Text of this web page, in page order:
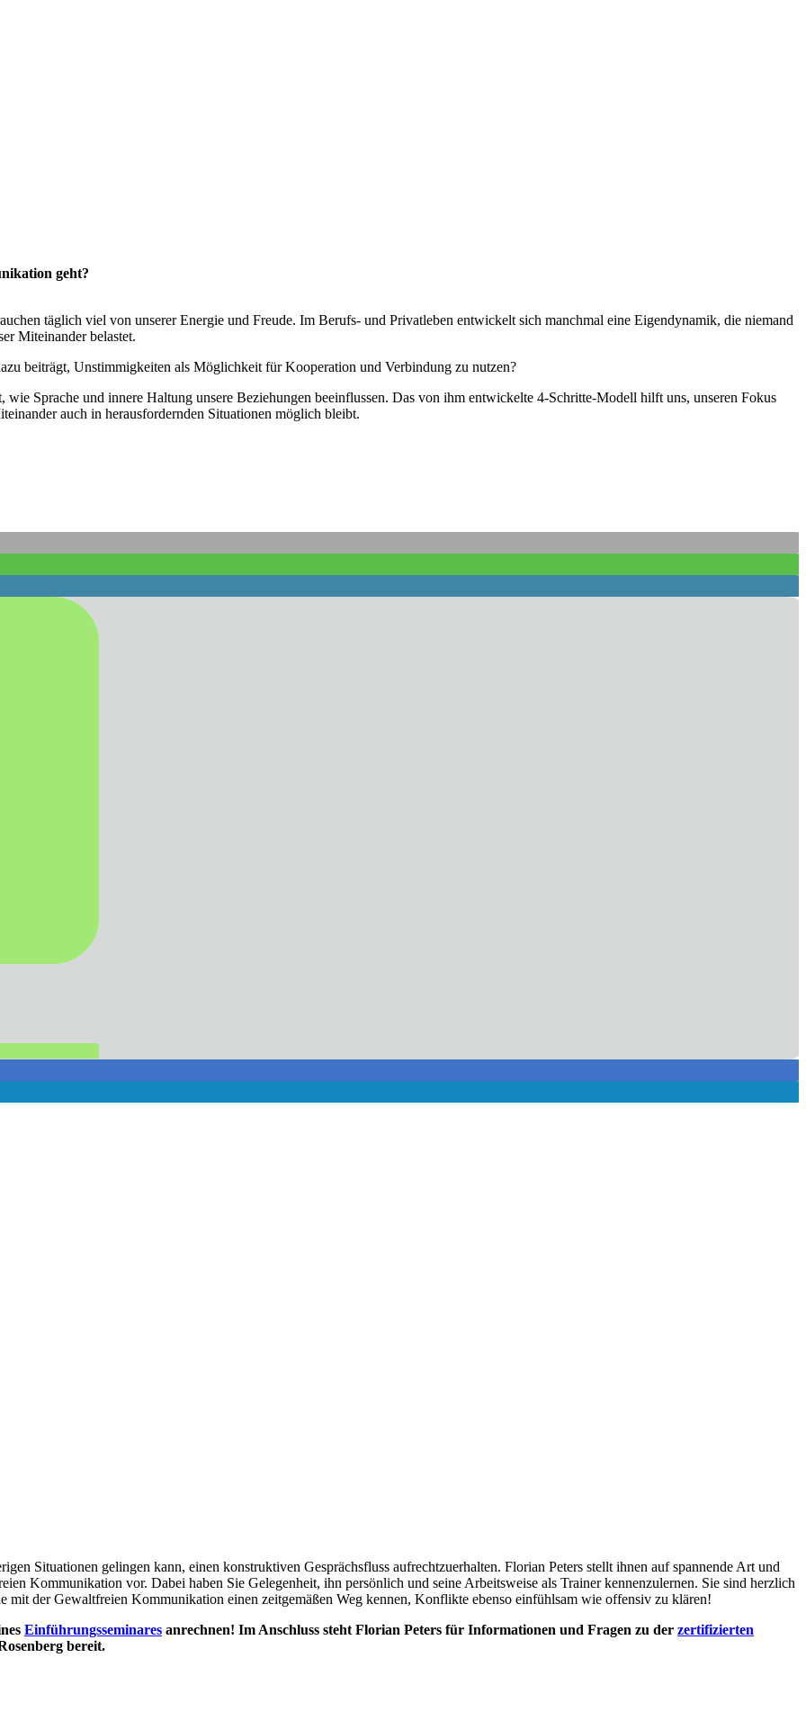
geht?
täglich viel von unserer Energie und Freude. Im Berufs- und Privatleben entwickelt sich manchmal eine Eigendynamik, die niemand
Miteinander belastet.
beiträgt, Unstimmigkeiten als Möglichkeit für Kooperation und Verbindung zu nutzen?
Sprache und innere Haltung unsere Beziehungen beeinflussen. Das von ihm entwickelte 4-Schritte-Modell hilft uns, unseren Fokus
auch in herausfordernden Situationen möglich bleibt.
Situationen gelingen kann, einen konstruktiven Gesprächsfluss aufrecht­zuerhalten. Florian Peters stellt ihnen auf spannende Art und
Kommunikation vor. Dabei haben Sie Gelegenheit, ihn persönlich und seine Arbeitsweise als Trainer kennenzulernen. Sie sind herzlich
mit der Gewaltfreien Kommunikation einen zeitgemäßen Weg kennen, Konflikte ebenso einfühlsam wie offensiv zu klären!
Einführungsseminares anrechnen! Im Anschluss steht Florian Peters für Informationen und Fragen zu der zertifizierten
bereit.